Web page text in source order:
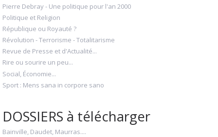
Pierre Debray - Une politique pour l'an 2000
Politique et Religion
République ou Royauté ?
Révolution - Terrorisme - Totalitarisme
Revue de Presse et d'Actualité...
Rire ou sourire un peu...
Social, Économie...
Sport : Mens sana in corpore sano
DOSSIERS à télécharger
Bainville, Daudet, Maurras....